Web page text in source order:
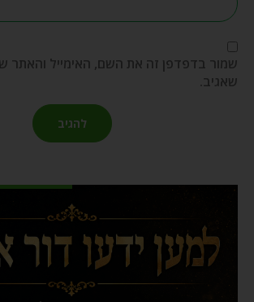
שמור בדפדפן זה את השם, האימייל והאתר
שאגיב.